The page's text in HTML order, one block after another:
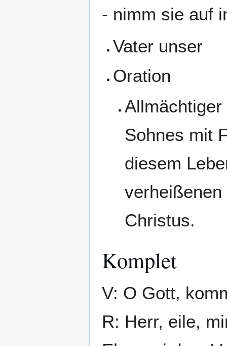
- nimm sie auf
Vater unser
Oration
Sohnes mit
diesem
Christus.
Komplet
V: O Gott,
R: Herr, eile,